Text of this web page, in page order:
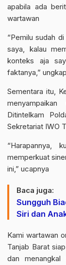
apabila ada
wartawan
“Pemilu sudah
saya, kalau
konteks aja
faktanya,”
Sementara itu,
Ditintelkam
Sekretariat IWO
“Harapannya,
memperkuat
ini,” ucapnya
Baca juga:
Sungguh
Siri dan
Kami wartawan
Tanjab Barat
dan menangkal